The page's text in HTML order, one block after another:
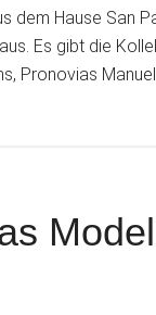
dem Hause San
Es gibt die
Pronovias